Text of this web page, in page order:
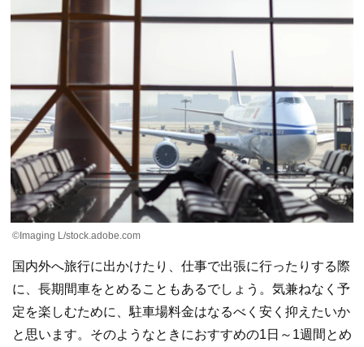
©Imaging L/stock.adobe.com
国内外へ旅行に出かけたり、仕事で出張に行ったりする際
に、長期間車をとめることもあるでしょう。気兼ねなく予
定を楽しむために、駐車場料金はなるべく安く抑えたいか
と思います。そのようなときにおすすめの1日～1週間とめ